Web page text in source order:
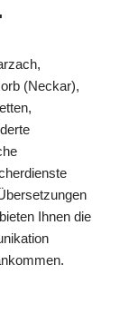
(Neckar),
Ihnen die